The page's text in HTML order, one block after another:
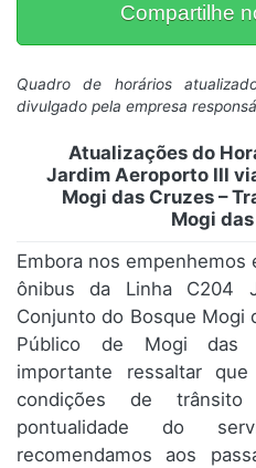
Compartilhe
Quadro de horários
divulgado pela empresa
Atualizações do
Jardim Aeroporto III
Mogi das Cruzes –
Mogi
Embora nos
ônibus da Linha C204
Conjunto do Bosque Mogi
Público de Mogi das
importante ressaltar
condições de
pontualidade do
recomendamos aos